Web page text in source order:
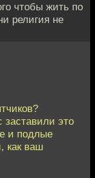
чтобы жить по
религия не
это
и подлые
как ваш